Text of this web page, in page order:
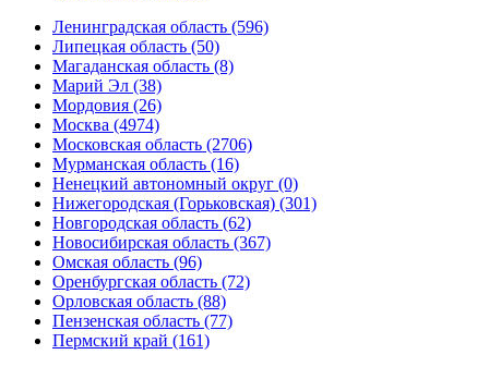
Ленинградская область (596)
Липецкая область (50)
Магаданская область (8)
Марий Эл (38)
Мордовия (26)
Москва (4974)
Московская область (2706)
Мурманская область (16)
Ненецкий автономный округ (0)
Нижегородская (Горьковская) (301)
Новгородская область (62)
Новосибирская область (367)
Омская область (96)
Оренбургская область (72)
Орловская область (88)
Пензенская область (77)
Пермский край (161)